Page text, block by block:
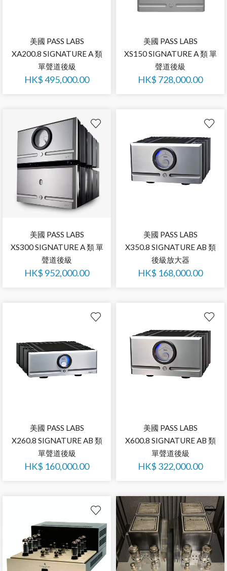
美國 PASS LABS
XA200.8 SIGNATURE A 類
單聲道後級
HK$495,000.00
美國 PASS LABS
XS150 SIGNATURE A 類 單
聲道後級
HK$ 728,000.00
美國 PASS LABS
XS300 SIGNATURE A 類 單
聲道後級
HK$ 952,000.00
美國 PASS LABS
X350.8 SIGNATURE AB 類
後級放大器
HK$ 168,000.00
美國 PASS LABS
X260.8 SIGNATURE AB 類
單聲道後級
HK$ 160,000.00
美國 PASS LABS
X600.8 SIGNATURE AB 類
單聲道後級
HK$ 322,000.00